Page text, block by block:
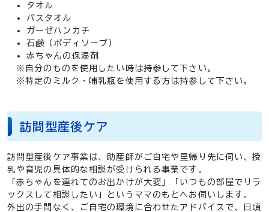
タオル
バスタオル
ガーゼハンカチ
石鹸（ボディソープ）
赤ちゃんの保湿剤
※自分のものを使用したい時は持参して下さい。
※特定のミルク・哺乳瓶を使用する方は持参して下さい。
訪問型産後ケア
訪問型産後ケア事業は、助産師がご自宅や里帰り先に伺い、授
乳や育児の具体的な相談が受けられる事業です。
「赤ちゃんを連れてのお出かけが大変」「いつもの部屋でリラ
ックスして相談したい」というママのもとへお伺いします。
外出の手間なく、ご自宅の環境に合わせたアドバイスで、日頃